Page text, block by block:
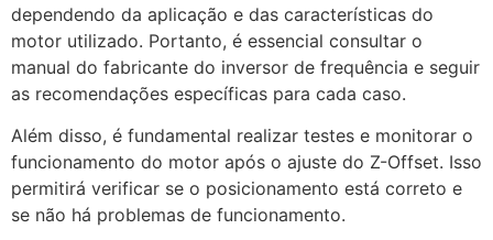
dependendo da aplicação e das características do
motor utilizado. Portanto, é essencial consultar o
manual do fabricante do inversor de frequência e seguir
as recomendações específicas para cada caso.
Além disso, é fundamental realizar testes e monitorar o
funcionamento do motor após o ajuste do Z-Offset. Isso
permitirá verificar se o posicionamento está correto e
se não há problemas de funcionamento.